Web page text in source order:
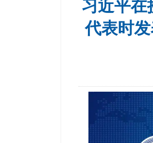
习近平在
代表时